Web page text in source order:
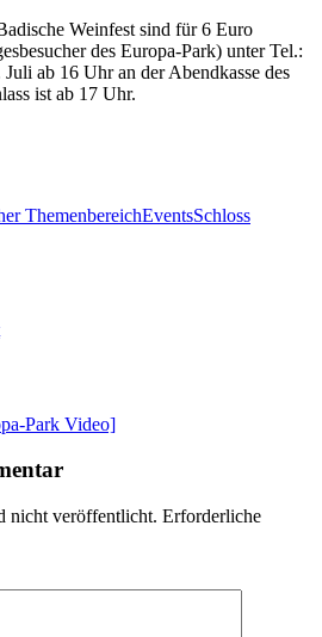
Weinfest sind für 6 Euro
des Europa-Park) unter Tel.:
ab 16 Uhr an der Abendkasse des
ist ab 17 Uhr.
ThemenbereichEventsSchloss
Park Video]
nicht veröffentlicht. Erforderliche